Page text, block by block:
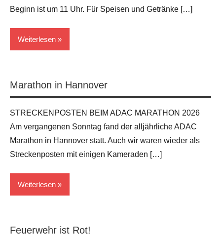
Beginn ist um 11 Uhr. Für Speisen und Getränke […]
Weiterlesen
Marathon in Hannover
STRECKENPOSTEN BEIM ADAC MARATHON 2026
Am vergangenen Sonntag fand der alljährliche ADAC
Marathon in Hannover statt. Auch wir waren wieder als
Streckenposten mit einigen Kameraden […]
Weiterlesen
Feuerwehr ist Rot!